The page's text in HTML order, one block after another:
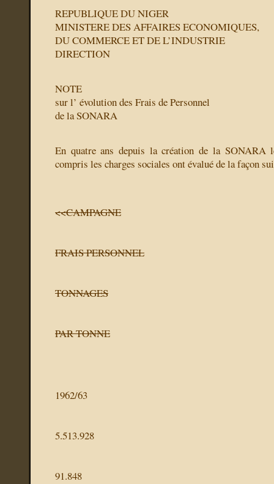
REPUBLIQUE DU NIGER
MINISTERE DES AFFAIRES ECONOMIQUES,
DU COMMERCE ET DE L’INDUSTRIE
DIRECTION
NOTE
sur l’ évolution des Frais de Personnel
de la SONARA
En quatre ans depuis la création de la SONARA
compris les charges sociales ont évalué de la façon
<<CAMPAGNE
FRAIS PERSONNEL
TONNAGES
PAR TONNE
1962/63
5.513.928
91.848